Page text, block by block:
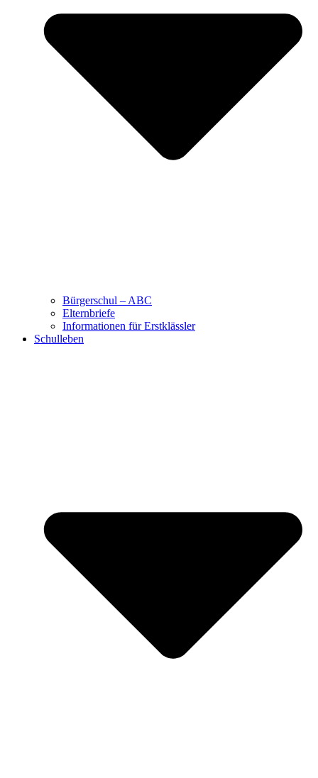
Bürgerschul – ABC
Elternbriefe
Informationen für Erstklässler
Schulleben